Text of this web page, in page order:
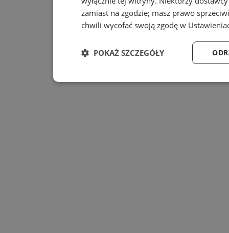
zamiast na zgodzie; masz prawo
chwili wycofać swoją zgodę w
POKAŻ SZCZEGÓŁY
Niezbędne Wydajność